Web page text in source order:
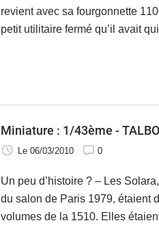
revient avec sa fourgonnette
petit utilitaire fermé qu’il avait
Miniature : 1/43ème -
Le 06/03/2010 0
Un peu d’histoire ? – Les
du salon de Paris 1979, étaient
volumes de la 1510. Elles